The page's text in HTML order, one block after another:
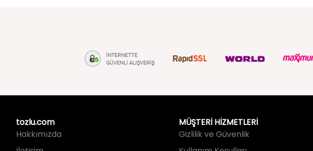
tozlu.com
İletişim
Kargo Takip
MÜŞTERİ HİZMETLERİ
Kullanım Koşulları